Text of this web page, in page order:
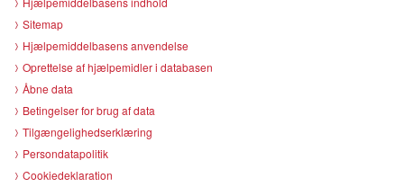
Sitemap
Hjælpemiddelbasens anvendelse
Oprettelse af hjælpemidler i databasen
Åbne data
Betingelser for brug af data
Tilgængelighedserklæring
Persondatapolitik
Cookiedeklaration